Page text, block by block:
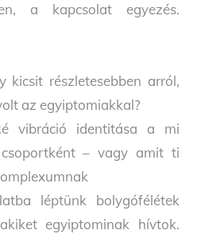
a kapcsolat egyezés.
kicsit részletesebben arról,
az egyiptomiakkal?
vibráció identitása a mi
– vagy amit ti
léptünk bolygófélétek
egyiptominak hívtok.